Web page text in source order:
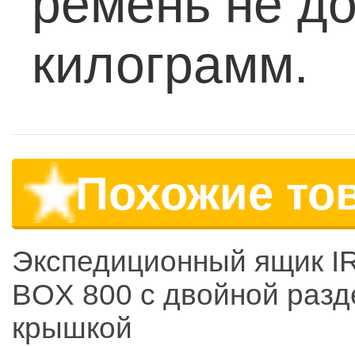
килограмм.
Похожие
Экспедиционный ящик
BOX 800 с двойной
крышкой